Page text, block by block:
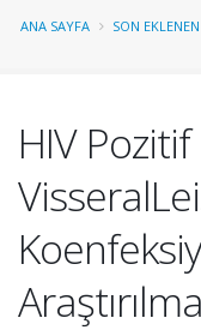
ANA SAYFA SON
HIV